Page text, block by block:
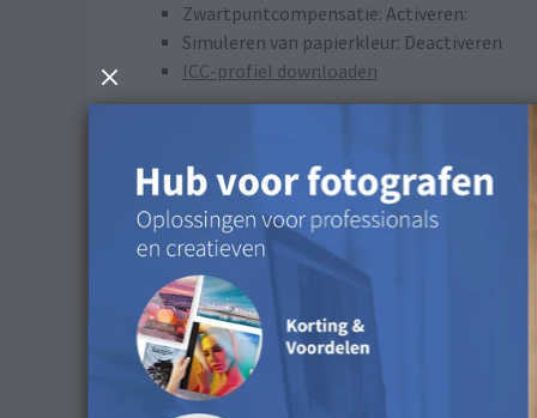
Zwartpuntcompensatie: Activeren:
Simuleren van papierkleur: Deactiveren
ICC-profiel downloaden
Er wordt geen reiniging aanbevolen voor dit
Beschikbaar in de
Dit oppervlak is beschikbaar voor FineArt
Ontdek het oppervlak